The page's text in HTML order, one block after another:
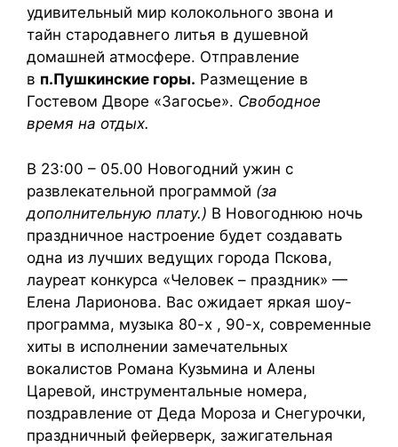
удивительный мир колокольного звона и
тайн стародавнего литья в душевной
домашней атмосфере. Отправление
в п.Пушкинские горы. Размещение в
Гостевом Дворе «Загосье». Свободное
время на отдых.
В 23:00 – 05.00 Новогодний ужин с
развлекательной программой (за
дополнительную плату.) В Новогоднюю ночь
праздничное настроение будет создавать
одна из лучших ведущих города Пскова,
лауреат конкурса «Человек – праздник» —
Елена Ларионова. Вас ожидает яркая шоу-
программа, музыка 80-х , 90-х, современные
хиты в исполнении замечательных
вокалистов Романа Кузьмина и Алены
Царевой, инструментальные номера,
поздравление от Деда Мороза и Снегурочки,
праздничный фейерверк, зажигательная